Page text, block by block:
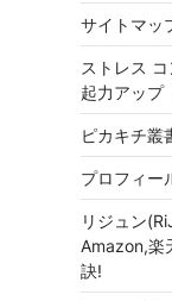
サイトマッ
ストレス
起力アップ
ピカキチ叢
プロフィー
リジュン
Amazon,楽
訣!